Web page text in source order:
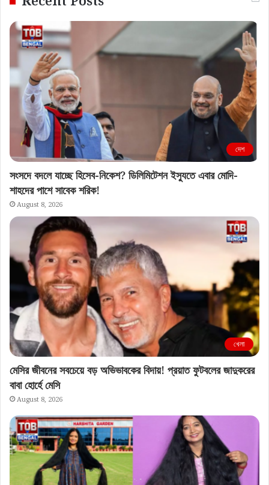
দেশ
সংসদে বদলে যাচ্ছে হিসেব-নিকেশ? ডিলিমিটেশন ইস্যুতে এবার মোদি-
শাহদের পাশে সাবেক শরিক!
August 8, 2026
খেলা
মেসির জীবনের সবচেয়ে বড় অভিভাবকের বিদায়! প্রয়াত ফুটবলের জাদুকরের
বাবা হোর্হে মেসি
August 8, 2026